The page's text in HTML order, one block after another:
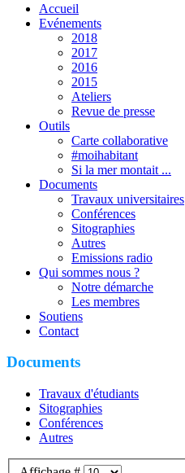
Accueil
Evénements
2018
2017
2016
2015
Ateliers
Revue de presse
Outils
Carte collaborative
#moihabitant
Si la mer montait ...
Documents
Travaux universitaires
Conférences
Sitographies
Autres
Emissions radio
Qui sommes nous ?
Notre démarche
Les membres
Soutiens
Contact
Documents
Travaux d'étudiants
Sitographies
Conférences
Autres